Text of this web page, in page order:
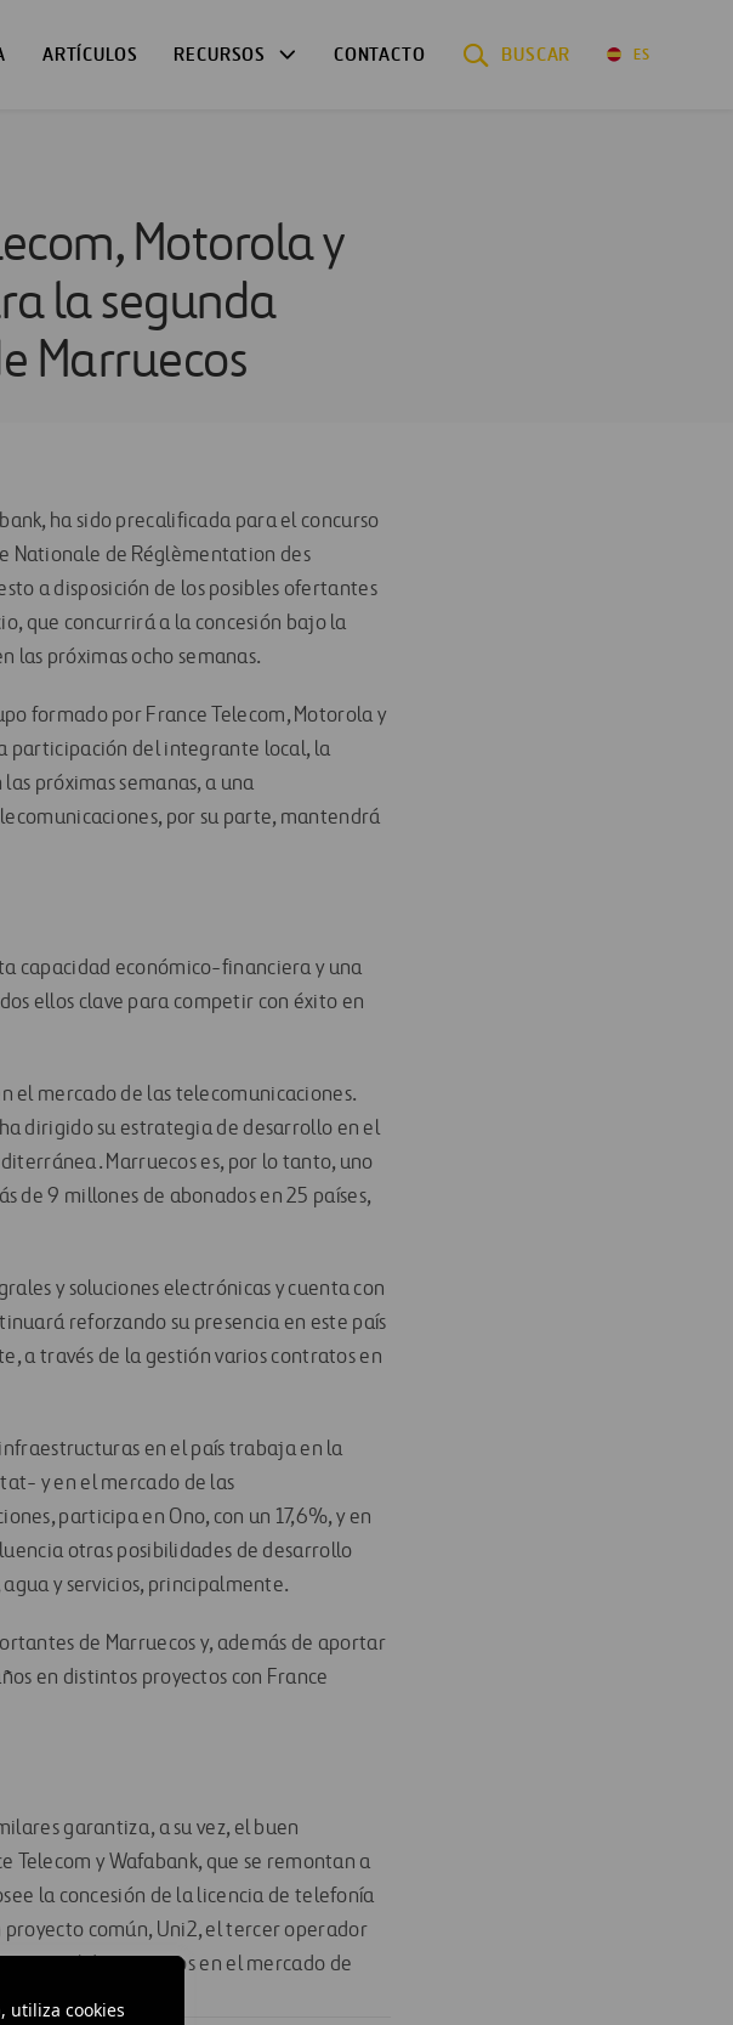
utiliza cookies
ARTÍCULOS RECURSOS CONTACTO BUSCAR ES
Motorola y
la segunda
Marruecos
ha sido precalificada para el concurso
Nationale de Réglèmentation des
a disposición de los posibles ofertantes
que concurrirá a la concesión bajo la
las próximas ocho semanas.
formado por France Telecom, Motorola y
participación del integrante local, la
próximas semanas, a una
por su parte, mantendrá
capacidad económico-financiera y una
ellos clave para competir con éxito en
el mercado de las telecomunicaciones.
dirigido su estrategia de desarrollo en el
Marruecos es, por lo tanto, uno
de 9 millones de abonados en 25 países,
y soluciones electrónicas y cuenta con
reforzando su presencia en este país
a través de la gestión varios contratos en
en el país trabaja en la
y en el mercado de las
participa en Ono, con un 17,6%, y en
otras posibilidades de desarrollo
y servicios, principalmente.
de Marruecos y, además de aportar
en distintos proyectos con France
garantiza, a su vez, el buen
Telecom y Wafabank, que se remontan a
la concesión de la licencia de telefonía
común, Uni2, el tercer operador
de sus socios en el mercado de
y el exterior.